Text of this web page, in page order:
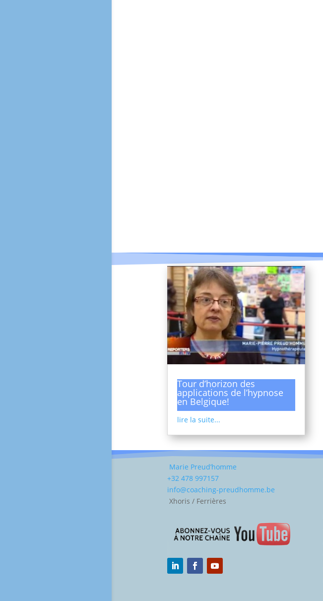
Tour d’horizon des
applications de l’hypnose
en Belgique!
lire la suite...
Marie Preud’homme
+32 478 997157
info@coaching-preudhomme.be
Xhoris / Ferrières